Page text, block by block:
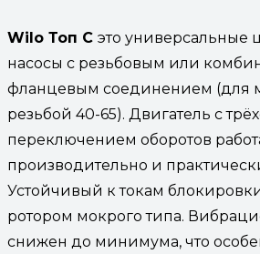
Wilo Топ С это универсальные
насосы с резьбовым или
фланцевым соединением (для
резьбой 40-65). Двигатель с
переключением оборотов
производительно и
Устойчивый к токам
ротором мокрого типа.
снижен до минимума, что